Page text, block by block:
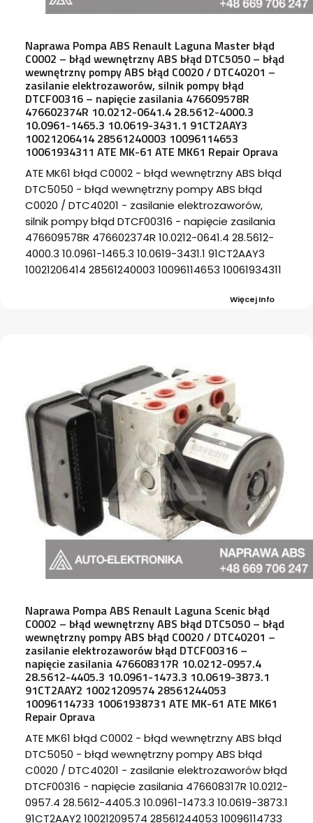
Naprawa Pompa ABS Renault Laguna Master błąd
C0002 – błąd wewnętrzny ABS błąd DTC5050 – błąd
wewnętrzny pompy ABS błąd C0020 / DTC40201 –
zasilanie elektrozaworów, silnik pompy błąd
DTCF00316 – napięcie zasilania 476609578R
476602374R 10.0212-0641.4 28.5612-4000.3
10.0961-1465.3 10.0619-3431.1 91CT2AAY3
10021206414 28561240003 10096114653
10061934311 ATE MK-61 ATE MK61 Repair Oprava
ATE MK61 błąd C0002 - błąd wewnętrzny ABS błąd
DTC5050 - błąd wewnętrzny pompy ABS błąd
C0020 / DTC40201 - zasilanie elektrozaworów,
silnik pompy błąd DTCF00316 - napięcie zasilania
476609578R 476602374R 10.0212-0641.4 28.5612-
4000.3 10.0961-1465.3 10.0619-3431.1 91CT2AAY3
10021206414 28561240003 10096114653 10061934311
Więcej Info
Naprawa Pompa ABS Renault Laguna Scenic błąd
C0002 – błąd wewnętrzny ABS błąd DTC5050 – błąd
wewnętrzny pompy ABS błąd C0020 / DTC40201 –
zasilanie elektrozaworów błąd DTCF00316 –
napięcie zasilania 476608317R 10.0212-0957.4
28.5612-4405.3 10.0961-1473.3 10.0619-3873.1
91CT2AAY2 10021209574 28561244053
10096114733 10061938731 ATE MK-61 ATE MK61
Repair Oprava
ATE MK61 błąd C0002 - błąd wewnętrzny ABS błąd
DTC5050 - błąd wewnętrzny pompy ABS błąd
C0020 / DTC40201 - zasilanie elektrozaworów błąd
DTCF00316 - napięcie zasilania 476608317R 10.0212-
0957.4 28.5612-4405.3 10.0961-1473.3 10.0619-3873.1
91CT2AAY2 10021209574 28561244053 10096114733